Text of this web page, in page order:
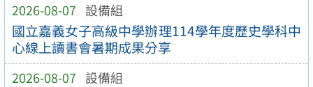
2026-08-07 設備組
國立嘉義女子高級中學辦理114學年度歷史學科中
心線上讀書會暑期成果分享
2026-08-07 設備組